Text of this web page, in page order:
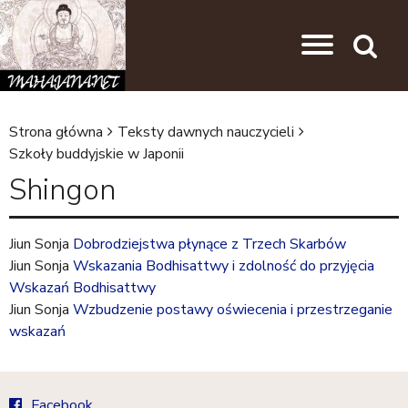
J
e
s
t
e
ś
t
Strona główna
Teksty dawnych nauczycieli
Szkoły buddyjskie w Japonii
Shingon
Jiun Sonja Dobrodziejstwa płynące z Trzech Skarbów
Jiun Sonja Wskazania Bodhisattwy i zdolność do przyjęcia
Wskazań Bodhisattwy
Jiun Sonja Wzbudzenie postawy oświecenia i przestrzeganie
wskazań